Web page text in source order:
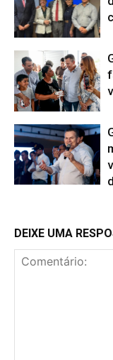
DEIXE UMA